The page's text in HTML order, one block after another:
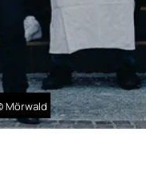
Mörwald